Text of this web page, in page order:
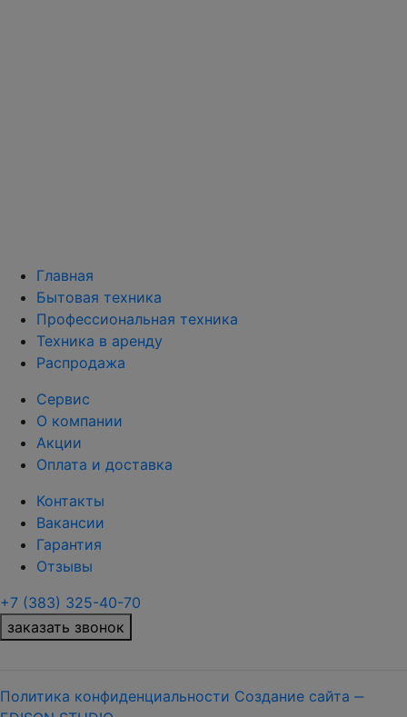
Главная
Бытовая техника
Профессиональная техника
Техника в аренду
Распродажа
Сервис
О компании
Акции
Оплата и доставка
Контакты
Вакансии
Гарантия
Отзывы
+7 (383) 325-40-70
заказать звонок
Политика конфиденциальности Создание сайта ‒